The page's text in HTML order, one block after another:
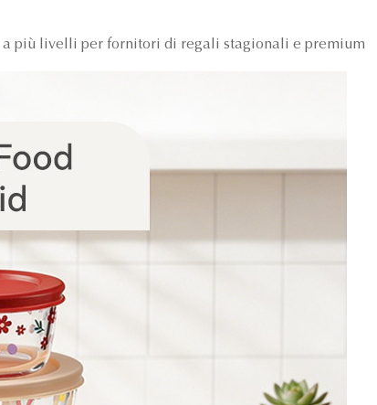
più livelli per fornitori di regali stagionali e premium